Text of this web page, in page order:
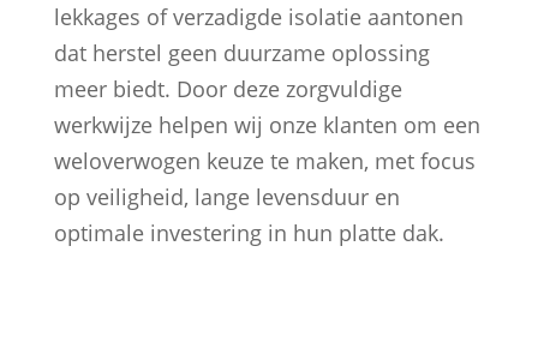
lekkages of verzadigde isolatie aantonen
dat herstel geen duurzame oplossing
meer biedt. Door deze zorgvuldige
werkwijze helpen wij onze klanten om een
weloverwogen keuze te maken, met focus
op veiligheid, lange levensduur en
optimale investering in hun platte dak.